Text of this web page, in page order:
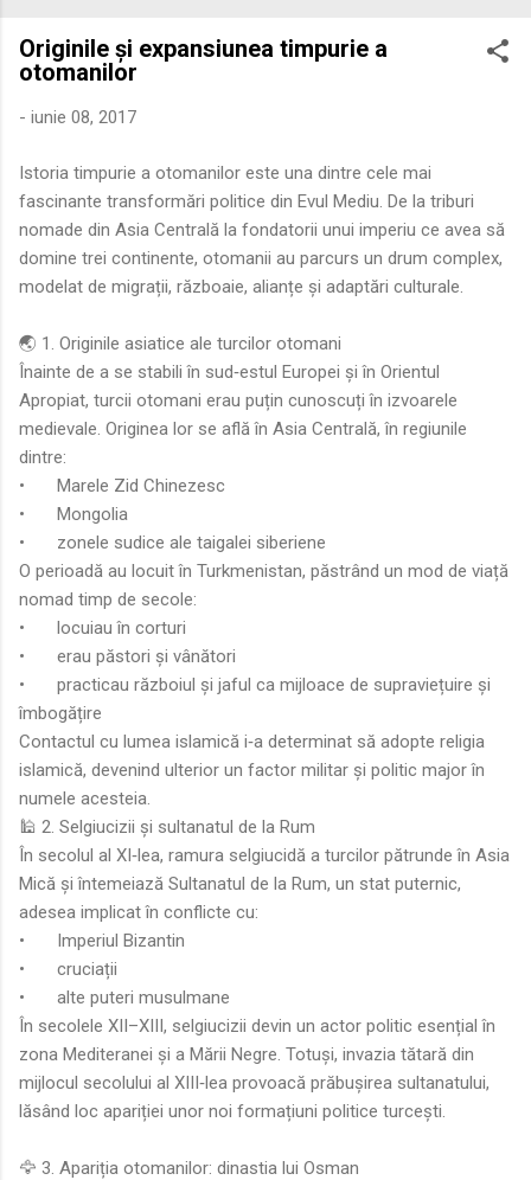
roman – în special a cetățenilor romani ( cives Romani ) în
țesutul urban și rural dobrogean – ne permite să măsurăm cu
precizie profunzimea și ritmul procesului de rom...
Originile și expansiunea timpurie a
otomanilor
- iunie 08, 2017
Istoria timpurie a otomanilor este una dintre cele mai
fascinante transformări politice din Evul Mediu. De la triburi
nomade din Asia Centrală la fondatorii unui imperiu ce avea să
domine trei continente, otomanii au parcurs un drum complex,
modelat de migrații, războaie, alianțe și adaptări culturale.
🌏 1. Originile asiatice ale turcilor otomani
Înainte de a se stabili în sud‑estul Europei și în Orientul
Apropiat, turcii otomani erau puțin cunoscuți în izvoarele
medievale. Originea lor se află în Asia Centrală, în regiunile
dintre:
•
Marele Zid Chinezesc
•
Mongolia
•
zonele sudice ale taigalei siberiene
O perioadă au locuit în Turkmenistan, păstrând un mod de viață
nomad timp de secole:
•
locuiau în corturi
•
erau păstori și vânători
•
practicau războiul și jaful ca mijloace de supraviețuire și
îmbogățire
Contactul cu lumea islamică i‑a determinat să adopte religia
islamică, devenind ulterior un factor militar și politic major în
numele acesteia.
🕌 2. Selgiucizii și sultanatul de la Rum
În secolul al XI‑lea, ramura selgiucidă a turcilor pătrunde în Asia
Mică și întemeiază Sultanatul de la Rum, un stat puternic,
adesea implicat în conflicte cu:
•
Imperiul Bizantin
•
cruciații
•
alte puteri musulmane
În secolele XII–XIII, selgiucizii devin un actor politic esențial în
zona Mediteranei și a Mării Negre. Totuși, invazia tătară din
mijlocul secolului al XIII‑lea provoacă prăbușirea sultanatului,
lăsând loc apariției unor noi formațiuni politice turcești.
🦅 3. Apariția otomanilor: dinastia lui Osman